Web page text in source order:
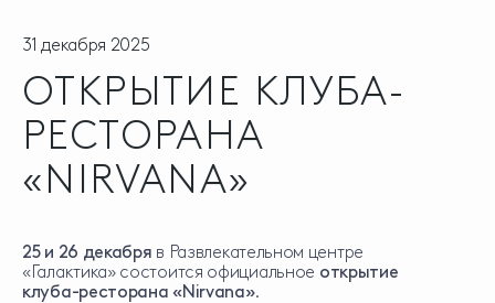
31 декабря 2025
ОТКРЫТИЕ КЛУБА-
РЕСТОРАНА
«NIRVANA»
25 и 26 декабря в Развлекательном центре
«Галактика» состоится официальное открытие
клуба-ресторана «Nirvana».